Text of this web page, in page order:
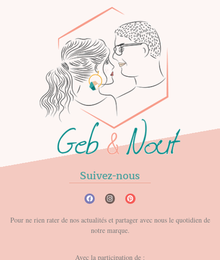
Suivez-nous
Pour ne rien rater de nos actualités et partager avec nous le quotidien de
notre marque.
Avec la participation de :